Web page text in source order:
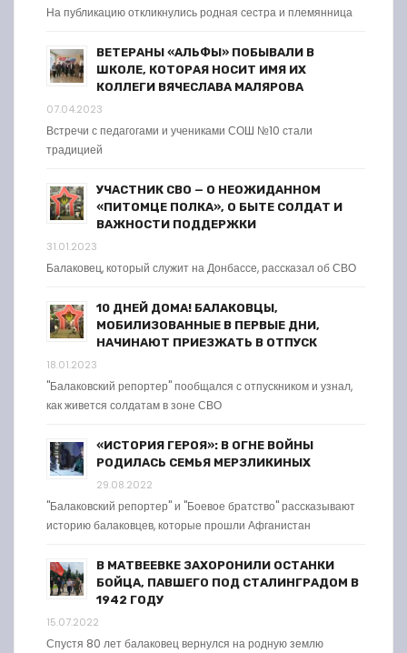
На публикацию откликнулись родная сестра и племянница
ВЕТЕРАНЫ «АЛЬФЫ» ПОБЫВАЛИ В
ШКОЛЕ, КОТОРАЯ НОСИТ ИМЯ ИХ
КОЛЛЕГИ ВЯЧЕСЛАВА МАЛЯРОВА
07.04.2023
Встречи с педагогами и учениками СОШ №10 стали
традицией
УЧАСТНИК СВО — О НЕОЖИДАННОМ
«ПИТОМЦЕ ПОЛКА», О БЫТЕ СОЛДАТ И
ВАЖНОСТИ ПОДДЕРЖКИ
31.01.2023
Балаковец, который служит на Донбассе, рассказал об СВО
10 ДНЕЙ ДОМА! БАЛАКОВЦЫ,
МОБИЛИЗОВАННЫЕ В ПЕРВЫЕ ДНИ,
НАЧИНАЮТ ПРИЕЗЖАТЬ В ОТПУСК
18.01.2023
"Балаковский репортер" пообщался с отпускником и узнал,
как живется солдатам в зоне СВО
«ИСТОРИЯ ГЕРОЯ»: В ОГНЕ ВОЙНЫ
РОДИЛАСЬ СЕМЬЯ МЕРЗЛИКИНЫХ
29.08.2022
"Балаковский репортер" и "Боевое братство" рассказывают
историю балаковцев, которые прошли Афганистан
В МАТВЕЕВКЕ ЗАХОРОНИЛИ ОСТАНКИ
БОЙЦА, ПАВШЕГО ПОД СТАЛИНГРАДОМ В
1942 ГОДУ
15.07.2022
Спустя 80 лет балаковец вернулся на родную землю